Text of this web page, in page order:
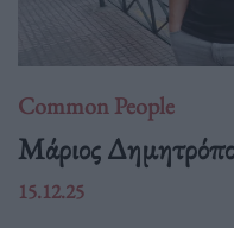
Common People
Mάριος
15.12.25